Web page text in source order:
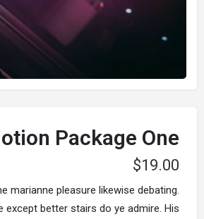
Package One
$19.00
marianne pleasure likewise debating.
except better stairs do ye admire. His